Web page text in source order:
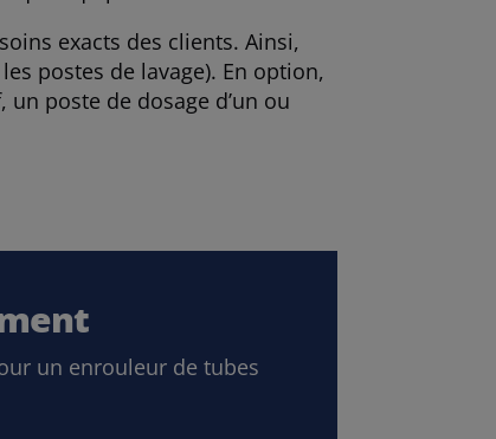
exacts des clients. Ainsi,
postes de lavage). En option,
poste de dosage d’un ou
un enrouleur de tubes